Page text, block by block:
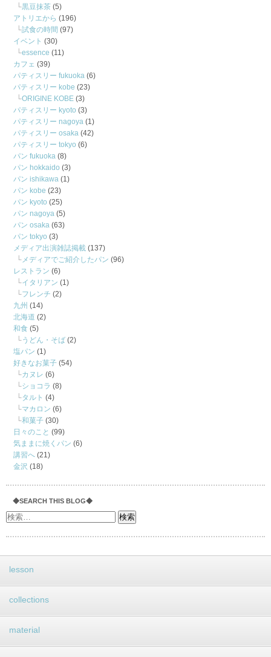
黒豆抹茶 (5)
アトリエから (196)
試食の時間 (97)
イベント (30)
essence (11)
カフェ (39)
パティスリー fukuoka (6)
パティスリー kobe (23)
ORIGINE KOBE (3)
パティスリー kyoto (3)
パティスリー nagoya (1)
パティスリー osaka (42)
パティスリー tokyo (6)
パン fukuoka (8)
パン hokkaido (3)
パン ishikawa (1)
パン kobe (23)
パン kyoto (25)
パン nagoya (5)
パン osaka (63)
パン tokyo (3)
メディア出演雑誌掲載 (137)
メディアでご紹介したパン (96)
レストラン (6)
イタリアン (1)
フレンチ (2)
九州 (14)
北海道 (2)
和食 (5)
うどん・そば (2)
塩パン (1)
好きなお菓子 (54)
カヌレ (6)
ショコラ (8)
タルト (4)
マカロン (6)
和菓子 (30)
日々のこと (99)
気ままに焼くパン (6)
講習へ (21)
金沢 (18)
◆SEARCH THIS BLOG◆
lesson
collections
material